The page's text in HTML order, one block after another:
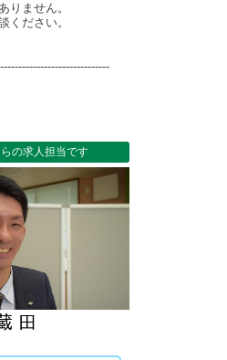
りません。
ください。
の求人担当です